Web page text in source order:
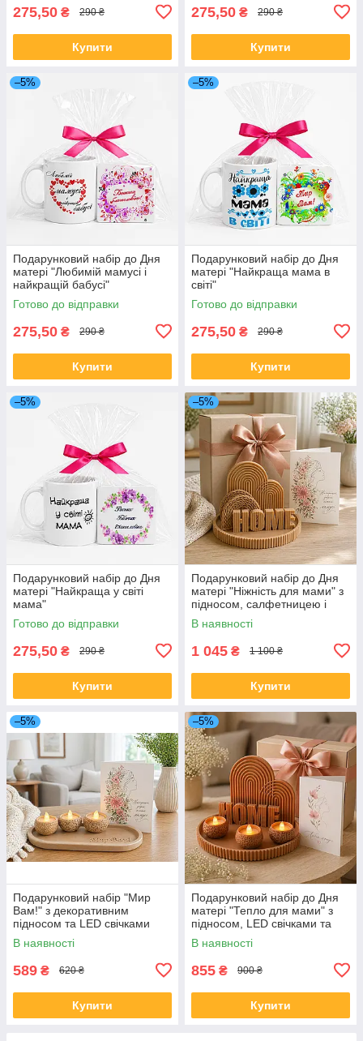
275,50 ₴ 290 ₴
Купити
275,50 ₴ 290 ₴
Купити
–5%
Подарунковий набір до Дня
матері "Любимій мамусі і
найкращій бабусі"
Готово до відправки
275,50 ₴ 290 ₴
Купити
–5%
Подарунковий набір до Дня
матері "Найкраща мама в
світі"
Готово до відправки
275,50 ₴ 290 ₴
Купити
–5%
Подарунковий набір до Дня
матері "Найкраща у світі
мама"
Готово до відправки
275,50 ₴ 290 ₴
Купити
–5%
Подарунковий набір до Дня
матері "Ніжність для мами" з
підносом, салфетницею і
декором
В наявності
1 045 ₴ 1 100 ₴
Купити
–5%
Подарунковий набір "Мир
Вам!" з декоративним
підносом та LED свічками
В наявності
589 ₴ 620 ₴
Купити
–5%
Подарунковий набір до Дня
матері "Тепло для мами" з
підносом, LED свічками та
листівкою
В наявності
855 ₴ 900 ₴
Купити